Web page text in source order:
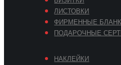
ЛИСТОВКИ
ФИРМЕННЫЕ
ПОДАРОЧНЫЕ
НАКЛЕЙКИ